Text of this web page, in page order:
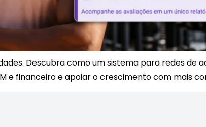
Descubra como um sistema para redes de
e financeiro e apoiar o crescimento com mais